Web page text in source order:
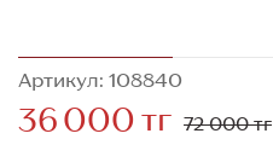
Артикул: 108840
36 000 тг 72 000 тг